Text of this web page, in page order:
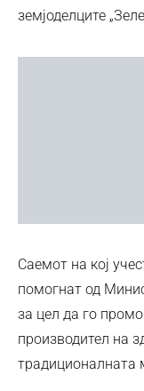
земјоделците
Саемот на кој
помогнат од
за цел да го
производител на
традиционалната